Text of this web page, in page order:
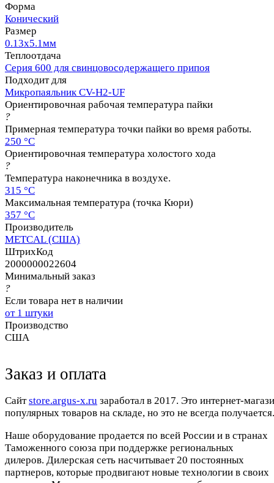
Форма
Конический
Размер
0.13х5.1мм
Теплоотдача
Серия 600 для свинцовосодержащего припоя
Подходит для
Микропаяльник CV-H2-UF
Ориентировочная рабочая температура пайки
?
Примерная температура точки пайки во время работы.
250 °C
Ориентировочная температура холостого хода
?
Температура наконечника в воздухе.
315 °C
Максимальная температура (точка Кюри)
357 °C
Производитель
METCAL (США)
ШтрихКод
2000000022604
Минимальный заказ
?
Если товара нет в наличии
от 1 штуки
Производство
США
Заказ и оплата
Cайтstore.argus-x.ru заработал в 2017. Это интернет-
популярных товаров на складе, но это не всегда
Наше оборудование продается по всей России и в странах
Таможенного союза при поддержке региональных
дилеров. Дилерская сеть насчитывает 20 постоянных
партнеров, которые продвигают новые технологии в своих